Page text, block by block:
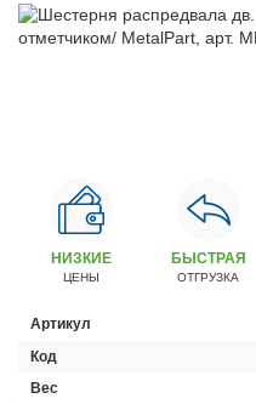
Сервисный центр
+7 (4162) 22–95–69
График работы: ПН-ПТ с 8.30
График работы сервис: ПН-
НИЗКИЕ
ЦЕНЫ
БЫСТРАЯ
ОТГРУЗКА
Артикул
Код
Вес